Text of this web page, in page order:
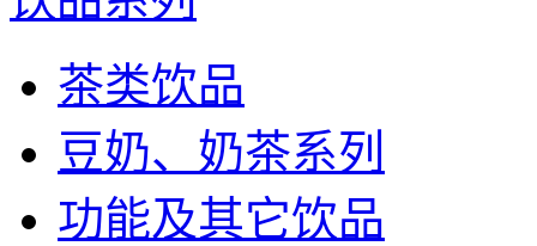
茶类饮品
豆奶、奶茶系列
功能及其它饮品